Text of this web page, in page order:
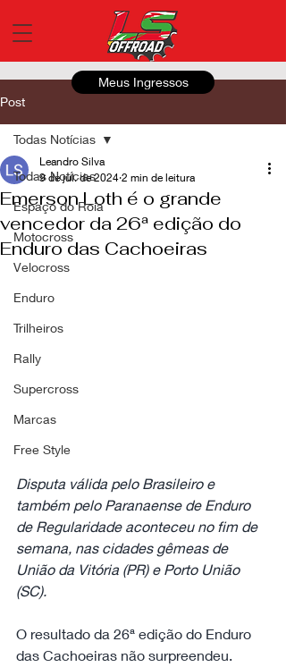
Meus Ingressos
Post
Todas Notícias
Espaço do Roia
Motocross
Velocross
Enduro
Trilheiros
Rally
Supercross
Marcas
Free Style
Todas Notícias
Emerson Loth é o grande
vencedor da 26ª edição do
Enduro das Cachoeiras
Leandro Silva
9 de jul. de 2024 2 min de leitura
Disputa válida pelo Brasileiro e
também pelo Paranaense de Enduro
de Regularidade aconteceu no fim de
semana, nas cidades gêmeas de
União da Vitória (PR) e Porto União
(SC).
O resultado da 26ª edição do Enduro
das Cachoeiras não surpreendeu.